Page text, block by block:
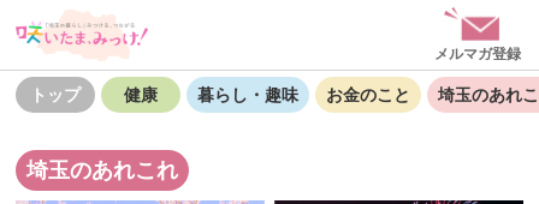
メルマガ登録
トップ 健康 暮らし・趣味 お金のこと 埼玉のあれ
埼玉のあれこれ